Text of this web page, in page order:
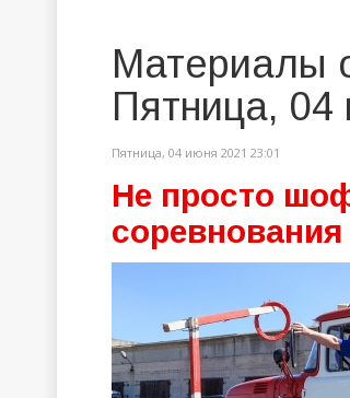
Материалы
Пятница, 04
Пятница, 04 июня 2021 23:01
Не просто